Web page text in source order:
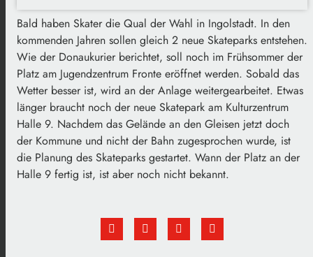
Bald haben Skater die Qual der Wahl in Ingolstadt. In den
kommenden Jahren sollen gleich 2 neue Skateparks entstehen.
Wie der Donaukurier berichtet, soll noch im Frühsommer der
Platz am Jugendzentrum Fronte eröffnet werden. Sobald das
Wetter besser ist, wird an der Anlage weitergearbeitet. Etwas
länger braucht noch der neue Skatepark am Kulturzentrum
Halle 9. Nachdem das Gelände an den Gleisen jetzt doch
der Kommune und nicht der Bahn zugesprochen wurde, ist
die Planung des Skateparks gestartet. Wann der Platz an der
Halle 9 fertig ist, ist aber noch nicht bekannt.